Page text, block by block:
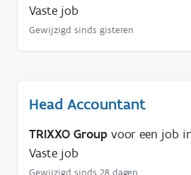
Vaste job
Gewijzigd sinds gisteren
Head Accountant
TRIXXO Group voor een job
Vaste job
Gewijzigd sinds 28 dagen